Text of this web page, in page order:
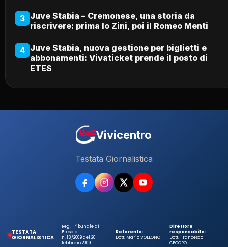
3 Juve Stabia – Cremonese, una storia da
riscrivere: prima lo Zini, poi il Romeo Menti
4 Juve Stabia, nuova gestione per biglietti e
abbonamenti: Vivaticket prende il posto di
ETES
Vivicentro
Testata Giornalistica
TESTATA
GIORNALISTICA
Reg. Tribunale di
Brescia
n. 13/2009 del 20
febbraio 2009
Referente:
Dott. Mario VOLLONO
Direttore
responsabile:
Dott. Francesco
CECORO